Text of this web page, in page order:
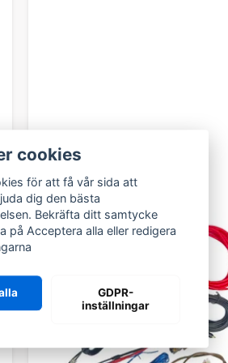
utan att
Vi erbjuder alltid tre tydliga
med bra pris/prestanda
välja fritt – därför hittar du hela
cookies
för att få vår sida att
dig den bästa
Bekräfta ditt samtycke
på Acceptera alla eller redigera
GDPR-
inställningar